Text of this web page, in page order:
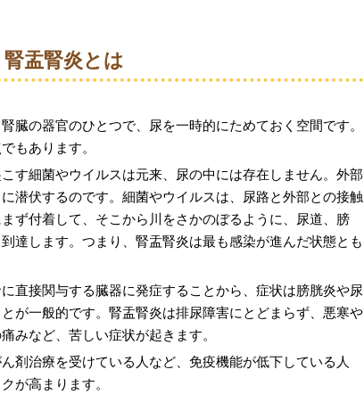
腎盂腎炎とは
臓の器官のひとつで、尿を一時的にためておく空間です。
もあります。
す細菌やウイルスは元来、尿の中には存在しません。外部
潜伏するのです。細菌やウイルスは、尿路と外部との接触
ず付着して、そこから川をさかのぼるように、尿道、膀
達します。つまり、腎盂腎炎は最も感染が進んだ状態とも
直接関与する臓器に発症することから、症状は膀胱炎や尿
が一般的です。腎盂腎炎は排尿障害にとどまらず、悪寒や
痛みなど、苦しい症状が起きます。
剤治療を受けている人など、免疫機能が低下している人
が高まります。